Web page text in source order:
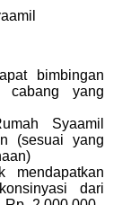
bimbingan
cabang yang
Syaamil
(sesuai yang
mendapatkan
dari